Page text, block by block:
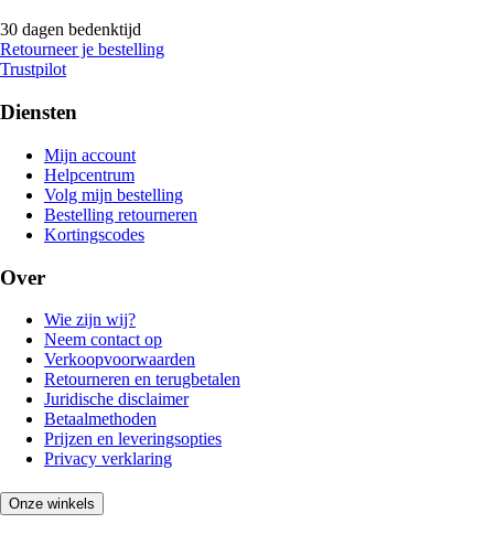
30 dagen bedenktijd
Retourneer je bestelling
Trustpilot
Diensten
Mijn account
Helpcentrum
Volg mijn bestelling
Bestelling retourneren
Kortingscodes
Over
Wie zijn wij?
Neem contact op
Verkoopvoorwaarden
Retourneren en terugbetalen
Juridische disclaimer
Betaalmethoden
Prijzen en leveringsopties
Privacy verklaring
Onze winkels